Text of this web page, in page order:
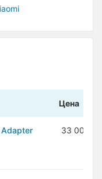
Цена
33 000